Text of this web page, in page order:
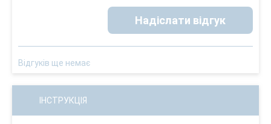
Надіслати відгук
Відгуків ще немає
ІНСТРУКЦІЯ